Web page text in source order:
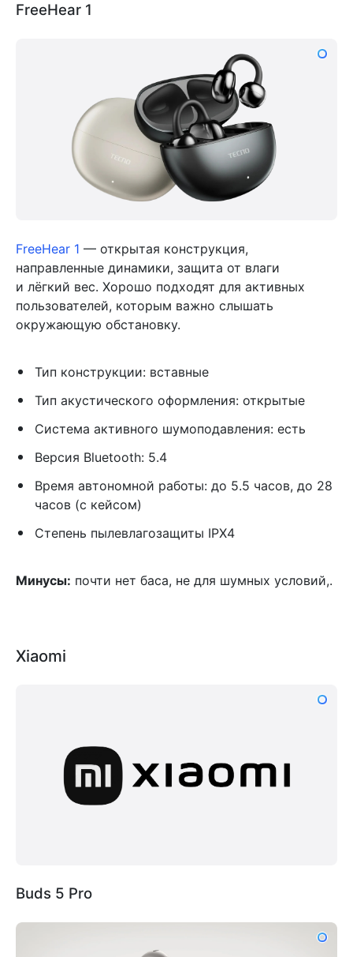
FreeHear 1
FreeHear 1 — открытая конструкция,
направленные динамики, защита от влаги
и лёгкий вес. Хорошо подходят для активных
пользователей, которым важно слышать
окружающую обстановку.
Тип конструкции: вставные
Тип акустического оформления: открытые
Система активного шумоподавления: есть
Версия Bluetooth: 5.4
Время автономной работы: до 5.5 часов, до 28
часов (с кейсом)
Степень пылевлагозащиты IPX4
Минусы: почти нет баса, не для шумных условий,.
Xiaomi
Buds 5 Pro